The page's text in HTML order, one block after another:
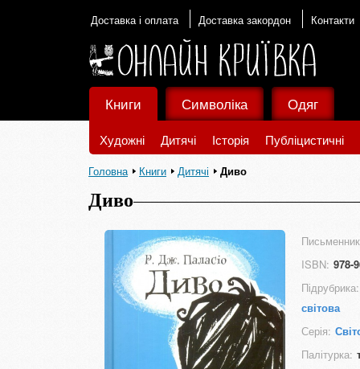
Доставка і оплата Доставка закордон Контакти
Книги
Художні Дитячі Історія Публіцистичні
Символіка Одяг
Головна Книги Дитячі Диво
Диво
ISBN: 978-
Підрубрика:
світова
Серія:
Палітурка: